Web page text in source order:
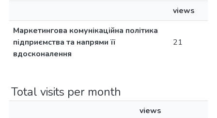
views
Маркетингова комунікаційна політика
підприємства та напрями її
вдосконалення
21
Total visits per month
views